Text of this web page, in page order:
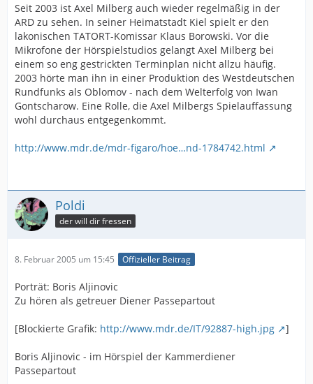
Seit 2003 ist Axel Milberg auch wieder regelmäßig in der
ARD zu sehen. In seiner Heimatstadt Kiel spielt er den
lakonischen TATORT-Komissar Klaus Borowski. Vor die
Mikrofone der Hörspielstudios gelangt Axel Milberg bei
einem so eng gestrickten Terminplan nicht allzu häufig.
2003 hörte man ihn in einer Produktion des Westdeutschen
Rundfunks als Oblomov - nach dem Welterfolg von Iwan
Gontscharow. Eine Rolle, die Axel Milbergs Spielauffassung
wohl durchaus entgegenkommt.
http://www.mdr.de/mdr-figaro/hoe…nd-1784742.html
Poldi
der will dir fressen
8. Februar 2005 um 15:45 Offizieller Beitrag
Porträt: Boris Aljinovic
Zu hören als getreuer Diener Passepartout
[Blockierte Grafik: http://www.mdr.de/IT/92887-high.jpg ]
Boris Aljinovic - im Hörspiel der Kammerdiener
Passepartout